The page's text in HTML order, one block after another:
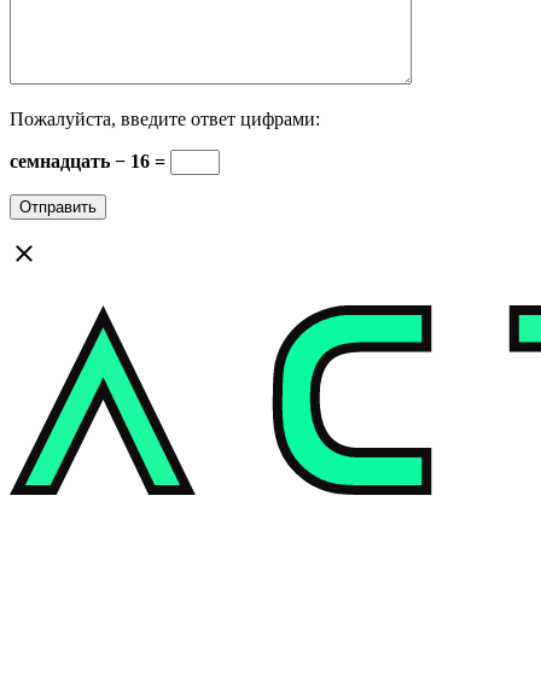
Пожалуйста, введите ответ цифрами:
семнадцать − 16 =